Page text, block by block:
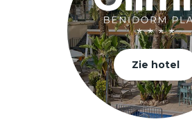
Zie hotel